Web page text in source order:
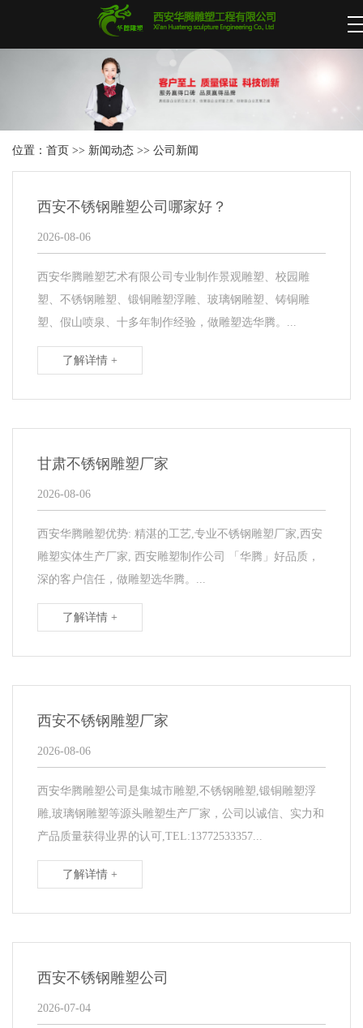
位置： 首页 >> 新闻动态 >> 公司新闻
西安不锈钢雕塑公司哪家好？
2026-08-06
西安华腾雕塑艺术有限公司专业制作景观雕塑、校园雕
塑、不锈钢雕塑、锻铜雕塑浮雕、玻璃钢雕塑、铸铜雕
塑、假山喷泉、十多年制作经验，做雕塑选华腾。...
了解详情 +
甘肃不锈钢雕塑厂家
2026-08-06
西安华腾雕塑优势: 精湛的工艺,专业不锈钢雕塑厂家,西安
雕塑实体生产厂家, 西安雕塑制作公司 「华腾」好品质，
深的客户信任，做雕塑选华腾。...
了解详情 +
西安不锈钢雕塑厂家
2026-08-06
西安华腾雕塑公司是集城市雕塑,不锈钢雕塑,锻铜雕塑浮
雕,玻璃钢雕塑等源头雕塑生产厂家，公司以诚信、实力和
产品质量获得业界的认可,TEL:13772533357...
了解详情 +
西安不锈钢雕塑公司
2026-07-04